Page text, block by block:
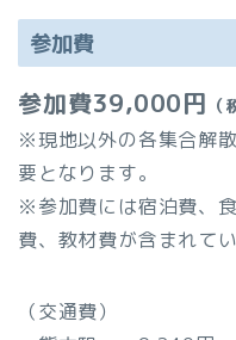
参加費
参加費39,000円 （
※現地以外の各集合解
要となります。
※参加費には宿泊費、
費、教材費が含まれてい
（交通費）